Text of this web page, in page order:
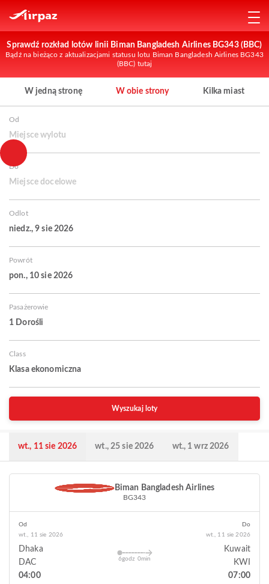
Sprawdź rozkład lotów linii Biman Bangladesh Airlines BG343 (BBC)
Bądź na bieżąco z aktualizacjami statusu lotu Biman Bangladesh Airlines BG343
(BBC) tutaj
W jedną stronę W obie strony Kilka miast
Od
Miejsce wylotu
Do
Miejsce docelowe
Odlot
niedz., 9 sie 2026
Powrót
pon., 10 sie 2026
Pasażerowie
1 Dorośli
Class
Klasa ekonomiczna
Wyszukaj loty
wt., 11 sie 2026 wt., 25 sie 2026 wt., 1 wrz 2026
Biman Bangladesh Airlines
BG343
Od
wt., 11 sie 2026
Dhaka
DAC
04:00
6godz 0min
Do
wt., 11 sie 2026
Kuwait
KWI
07:00